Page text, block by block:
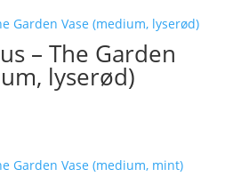
– The Garden
lyserød)